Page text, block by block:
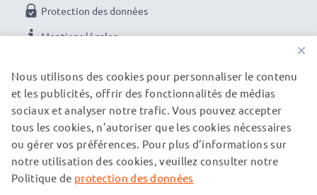
NOS OPTIONS DE PAIEMENT
Protection des données
Mentions légales
NOS PARTENAIRES DE LIVRAISON
© subtel.fr 2026
×
Nous utilisons des cookies pour personnaliser le contenu
et les publicités, offrir des fonctionnalités de médias
sociaux et analyser notre trafic. Vous pouvez accepter
tous les cookies, n’autoriser que les cookies nécessaires
ou gérer vos préférences. Pour plus d’informations sur
notre utilisation des cookies, veuillez consulter notre
Politique de protection des données